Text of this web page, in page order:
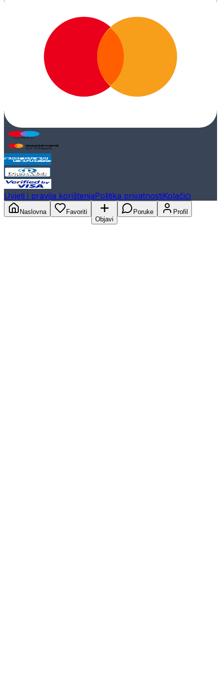
Uvjeti i pravila korištenjaPolitika privatnostiKolačići
Naslovna
Favoriti
Objavi
Poruke Profil